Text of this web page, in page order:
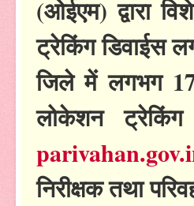
(ओईएम) द्वारा
ट्रेकिंग डिवाईस
जिले में लगभग
लोकेशन
निरीक्षक तथा